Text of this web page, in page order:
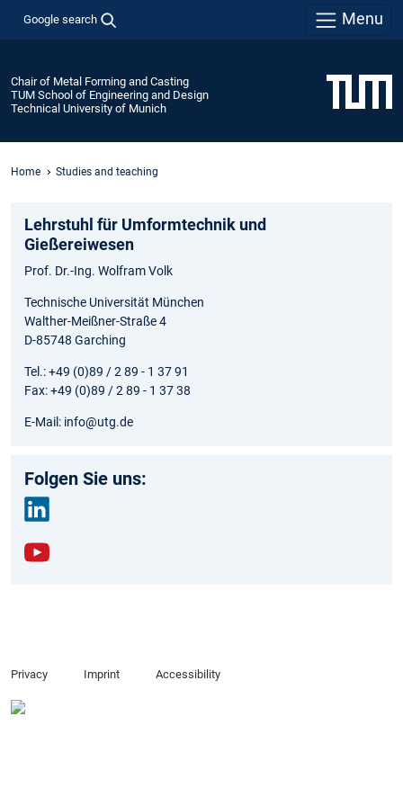
Google search Menu
Chair of Metal Forming and Casting
TUM School of Engineering and Design
Technical University of Munich
Home Studies and teaching
Lehrstuhl für Umformtechnik und
Gießereiwesen
Prof. Dr.-Ing. Wolfram Volk
Technische Universität München
Walther-Meißner-Straße 4
D-85748 Garching
Tel.: +49 (0)89 / 2 89 - 1 37 91
Fax: +49 (0)89 / 2 89 - 1 37 38
E-Mail: info@utg.de
Folgen Sie uns:
edin
Privacy Imprint Accessibility